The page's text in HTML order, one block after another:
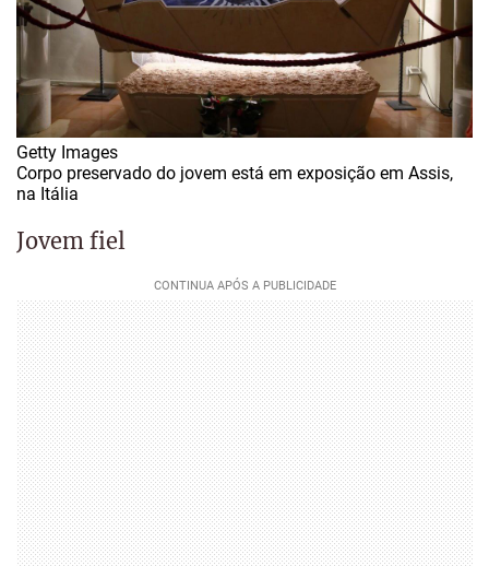
Getty Images
Corpo preservado do jovem está em exposição em Assis,
na Itália
Jovem fiel